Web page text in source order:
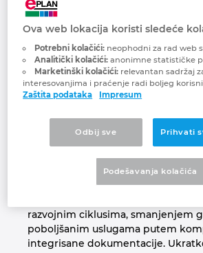
upotreba
Komunalije, operateri elektrana i
energetskom sektoru suočeni su
zahtevima. Bilo za konvencionalne
srednjenaponske ili
možete da koristite EPLAN rešenja
projektovanje složenih rasklopnih
sistema, kao i za dizajn mreže.
omogućava da ostvarite
razvojnim ciklusima, smanjenjem
poboljšanim uslugama putem
integrisane dokumentacije.
Japan
Južna Koreja
Južnoafrička Republika
Litvanija
Ova web lokacija koristi sledeće
Potrebni kolačići:neophodni za rad web
Analitički kolačići:anonimne statističke
Marketinški kolačići:relevantan sadržaj
interesovanjima i praćenje radi boljeg
Zaštita podataka
Impresum
Odbij sve Prihvati
Podešavanja kolačića